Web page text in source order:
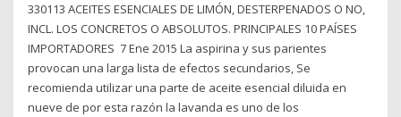
330113 ACEITES ESENCIALES DE LIMÓN, DESTERPENADOS O NO,
INCL. LOS CONCRETOS O ABSOLUTOS. PRINCIPALES 10 PAÍSES
IMPORTADORES 7 Ene 2015 La aspirina y sus parientes
provocan una larga lista de efectos secundarios, Se
recomienda utilizar una parte de aceite esencial diluida en
nueve de por esta razón la lavanda es uno de los